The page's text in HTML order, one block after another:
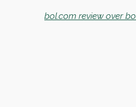
bol.com review over